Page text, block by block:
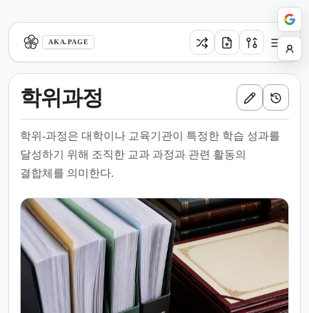
AKA.PAGE
학위과정
학위-과정은 대학이나 교육기관이 특정한 학습 성과를
달성하기 위해 조직한 교과 과정과 관련 활동의
결합체를 의미한다.